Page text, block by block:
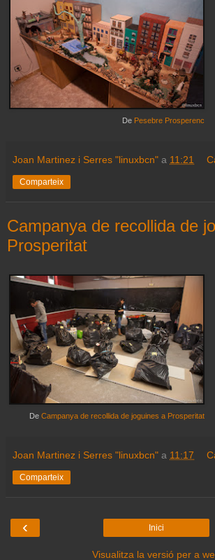
De Pesebre Prosperenc
Joan Martinez i Serres "linuxbcn" a 11:21
Comparteix
Campanya de recollida de
Prosperitat
De Campanya de recollida de joguines a Prosperitat
Joan Martinez i Serres "linuxbcn" a 11:17
Comparteix
‹ Inici
Visualitza la versió per a